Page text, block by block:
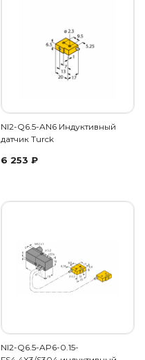
NI2-Q6.5-AN6 Индуктивный
датчик Turck
6 253 ₽
NI2-Q6.5-AP6-0.15-